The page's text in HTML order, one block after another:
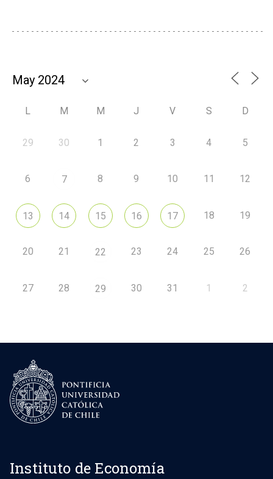
L M M J V S D
29 30 1 2 3 4 5
6 7 8 9 10 11 12
13 14 15 16 17 18 19
20 21 22 23 24 25 26
27 28 29 30 31 1 2
Instituto de Economía